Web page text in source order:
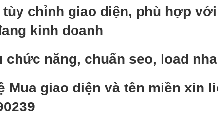
NEW
Add to cart
Sản phẩm mẫu 6
Sản phẩm mẫu 1
300,000
tùy chỉnh giao diện, phù hợp
kinh doanh
chức năng, chuẩn seo, load
Mua giao diện và tên miền xin